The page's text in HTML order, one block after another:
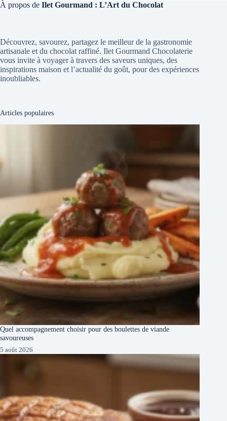
À propos de Ilet Gourmand : L’Art du Chocolat
Découvrez, savourez, partagez le meilleur de la gastronomie
artisanale et du chocolat raffiné. Ilet Gourmand Chocolaterie
vous invite à voyager à travers des saveurs uniques, des
inspirations maison et l’actualité du goût, pour des expériences
inoubliables.
Articles populaires
Quel accompagnement choisir pour des boulettes de viande
savoureuses
5 août 2026